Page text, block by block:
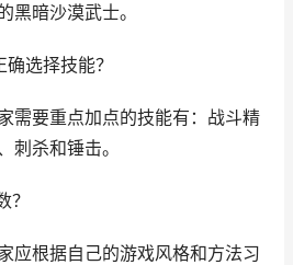
黑暗沙漠武士。
选择技能？
需要重点加点的技能有：战斗精
刺杀和锤击。
？
应根据自己的游戏风格和方法习